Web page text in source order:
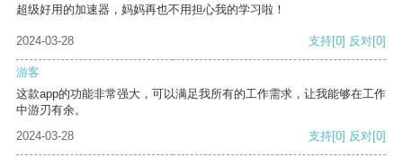
超级好用的加速器，妈妈再也不用担心我的学习啦！
2024-03-28 支持[0] 反对[0]
游客
这款app的功能非常强大，可以满足我所有的工作需求，让我能够在工作
中游刃有余。
2024-03-28
支持[0] 反对[0]